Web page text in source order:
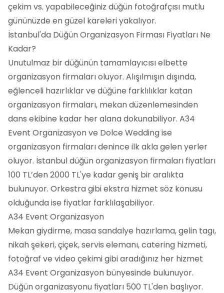
çekim vs. yapabileceğiniz düğün fotoğrafçısı mutlu
gününüzde en güzel kareleri yakalıyor.
İstanbul'da Düğün Organizasyon Firması Fiyatları Ne
Kadar?
Unutulmaz bir düğünün tamamlayıcısı elbette
organizasyon firmaları oluyor. Alışılmışın dışında,
eğlenceli hazırlıklar ve düğüne farklılıklar katan
organizasyon firmaları, mekan düzenlemesinden
dans ekibine kadar her alana dokunabiliyor. A34
Event Organizasyon ve Dolce Wedding ise
organizasyon firmaları denince ilk akla gelen yerler
oluyor. İstanbul düğün organizasyon firmaları fiyatları
100 TL’den 2000 TL'ye kadar geniş bir aralıkta
bulunuyor. Orkestra gibi ekstra hizmet söz konusu
olduğunda ise fiyatlar farklılaşabiliyor.
A34 Event Organizasyon
Mekan giydirme, masa sandalye hazırlama, gelin tagı,
nikah şekeri, çiçek, servis elemanı, catering hizmeti,
fotoğraf ve video çekimi gibi aradığınız her hizmet
A34 Event Organizasyon bünyesinde bulunuyor.
Düğün organizasyonu fiyatları 500 TL'den başlıyor.